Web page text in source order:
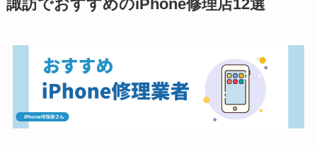
諏訪でおすすめのiPhone修理店12選